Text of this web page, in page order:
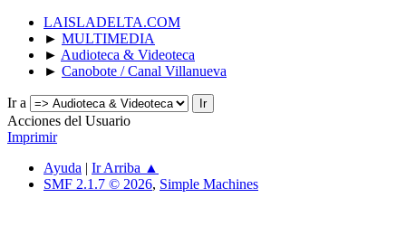
LAISLADELTA.COM
► MULTIMEDIA
► Audioteca & Videoteca
► Canobote / Canal Villanueva
Ir a
Acciones del Usuario
Imprimir
Ayuda | Ir Arriba ▲
SMF 2.1.7 © 2026, Simple Machines